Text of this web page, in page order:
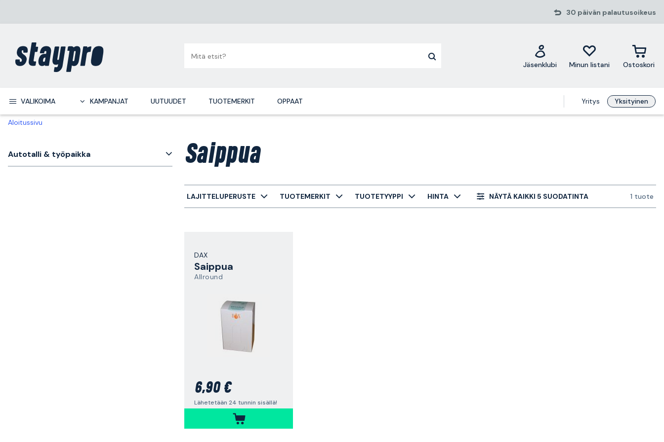
30 päivän palautusoikeus
Jäsenklubi Minun listani Ostoskori
VALIKOIMA KAMPANJAT UUTUUDET TUOTEMERKIT OPPAAT Yritys Yksityinen
Aloitussivu
Autotalli & työpaikka Saippua
LAJITTELUPERUSTE TUOTEMERKIT TUOTETYYPPI HINTA NÄYTÄ KAIKKI 5 SUODATINTA 1 tuote
DAX
Saippua
Allround
6,90 €
Lähetetään 24 tunnin sisällä!